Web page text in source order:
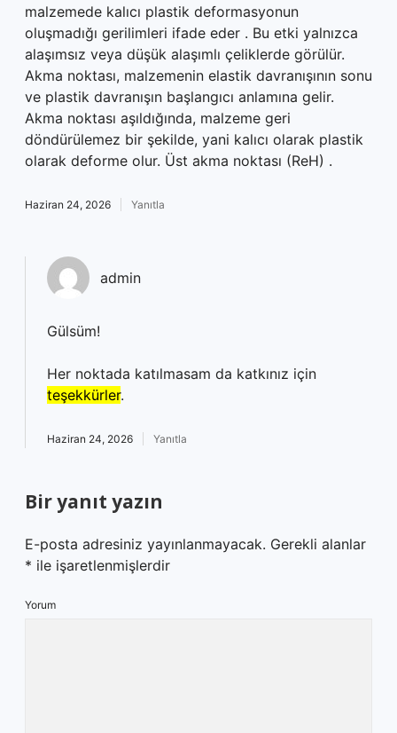
malzemede kalıcı plastik deformasyonun
oluşmadığı gerilimleri ifade eder . Bu etki yalnızca
alaşımsız veya düşük alaşımlı çeliklerde görülür.
Akma noktası, malzemenin elastik davranışının sonu
ve plastik davranışın başlangıcı anlamına gelir.
Akma noktası aşıldığında, malzeme geri
döndürülemez bir şekilde, yani kalıcı olarak plastik
olarak deforme olur. Üst akma noktası (ReH) .
Haziran 24, 2026 Yanıtla
admin
Gülsüm!
Her noktada katılmasam da katkınız için
teşekkürler.
Haziran 24, 2026 Yanıtla
Bir yanıt yazın
E-posta adresiniz yayınlanmayacak. Gerekli alanlar
* ile işaretlenmişlerdir
Yorum